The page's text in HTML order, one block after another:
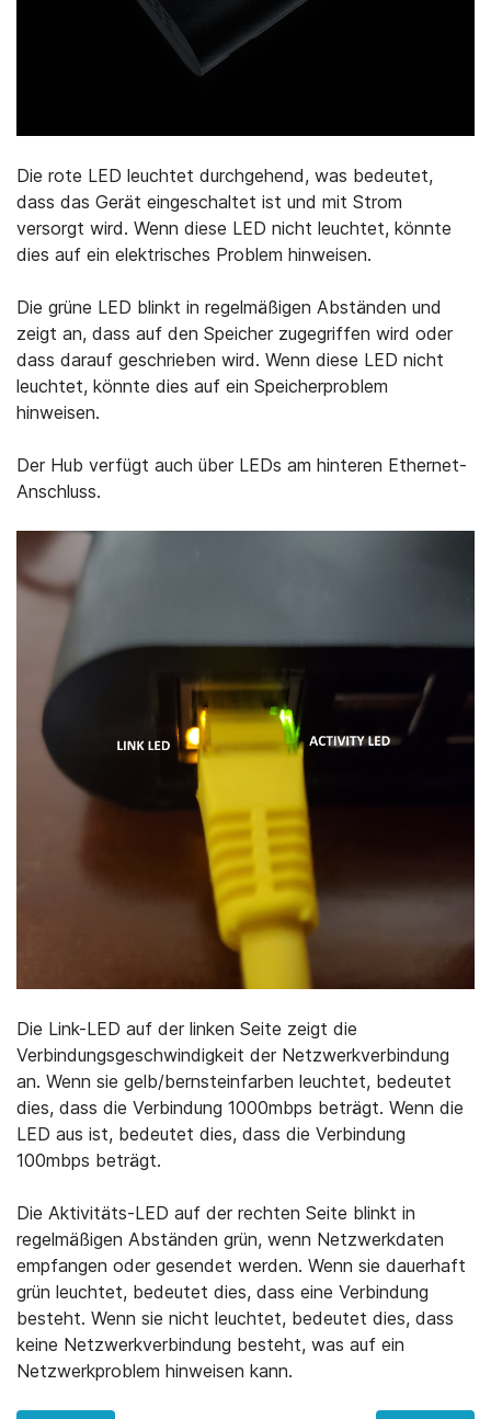
Die rote LED leuchtet durchgehend, was bedeutet,
dass das Gerät eingeschaltet ist und mit Strom
versorgt wird. Wenn diese LED nicht leuchtet, könnte
dies auf ein elektrisches Problem hinweisen.
Die grüne LED blinkt in regelmäßigen Abständen und
zeigt an, dass auf den Speicher zugegriffen wird oder
dass darauf geschrieben wird. Wenn diese LED nicht
leuchtet, könnte dies auf ein Speicherproblem
hinweisen.
Der Hub verfügt auch über LEDs am hinteren Ethernet-
Anschluss.
Die Link-LED auf der linken Seite zeigt die
Verbindungsgeschwindigkeit der Netzwerkverbindung
an. Wenn sie gelb/bernsteinfarben leuchtet, bedeutet
dies, dass die Verbindung 1000mbps beträgt. Wenn die
LED aus ist, bedeutet dies, dass die Verbindung
100mbps beträgt.
Die Aktivitäts-LED auf der rechten Seite blinkt in
regelmäßigen Abständen grün, wenn Netzwerkdaten
empfangen oder gesendet werden. Wenn sie dauerhaft
grün leuchtet, bedeutet dies, dass eine Verbindung
besteht. Wenn sie nicht leuchtet, bedeutet dies, dass
keine Netzwerkverbindung besteht, was auf ein
Netzwerkproblem hinweisen kann.